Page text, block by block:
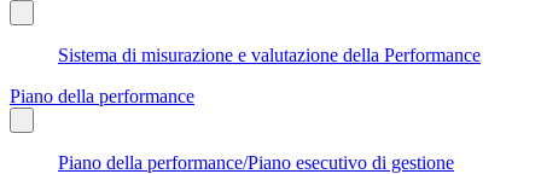
Sistema di misurazione e valutazione della Performance
Piano della performance
Piano della performance/Piano esecutivo di gestione